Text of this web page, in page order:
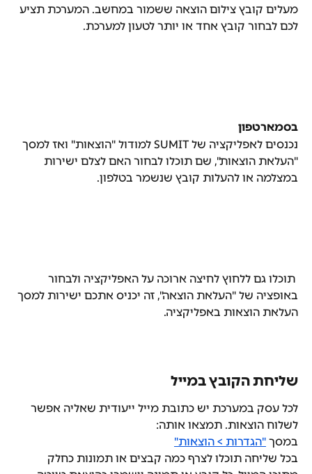
מעלים קובץ צילום הוצאה ששמור במחשב. המערכת תציע
לכם לבחור קובץ אחד או יותר לטעון למערכת.
בסמארטפון
נכנסים לאפליקציה של SUMIT למודול "הוצאות" ואז למסך
"העלאת הוצאות", שם תוכלו לבחור האם לצלם ישירות
במצלמה או להעלות קובץ שנשמר בטלפון.
תוכלו גם ללחוץ לחיצה ארוכה על האפליקציה ולבחור
באופציה של "העלאת הוצאה", זה יכניס אתכם ישירות למסך
העלאת הוצאות באפליקציה.
שליחת הקובץ במייל
לכל עסק במערכת יש כתובת מייל ייעודית שאליה אפשר
לשלוח הוצאות. תמצאו אותה:
במסך "הגדרות > הוצאות"
בכל שליחה תוכלו לצרף כמה קבצים או תמונות כחלק